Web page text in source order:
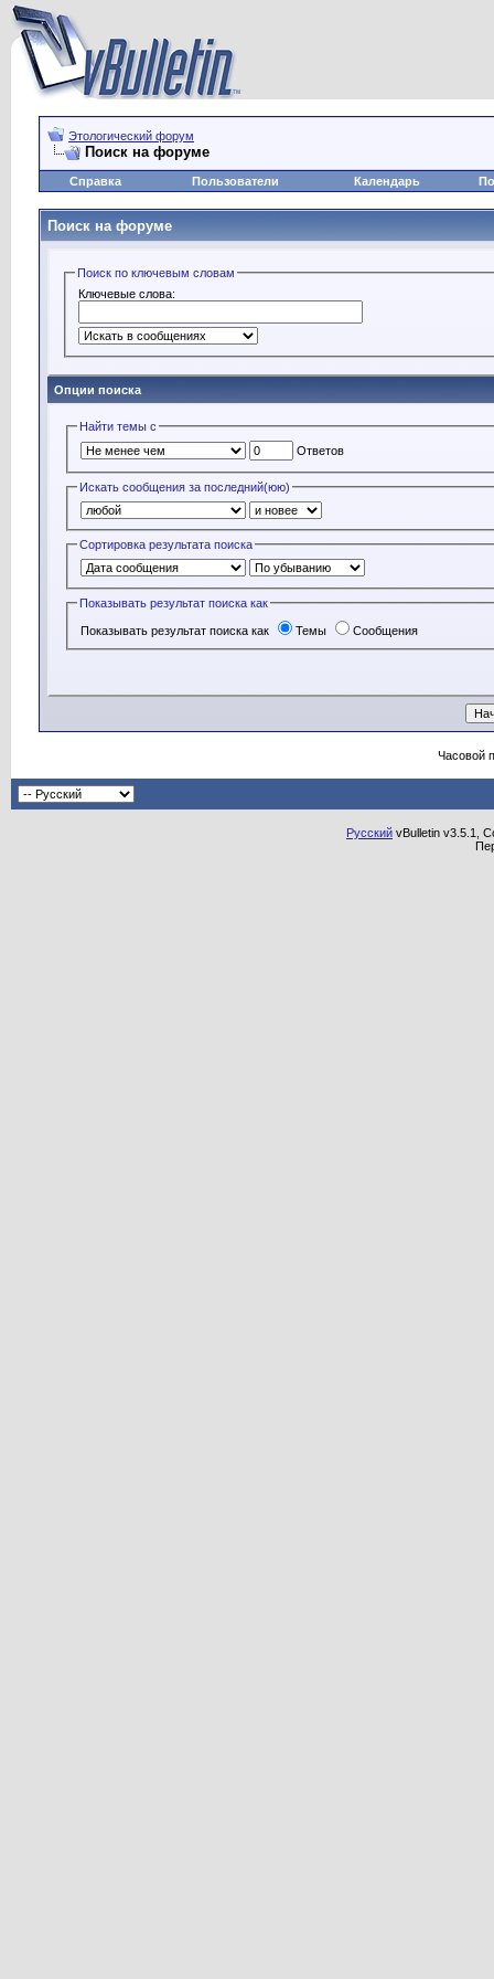
Этологический форум
Поиск на форуме
Справка Пользователи Календарь
Поиск на форуме
Поиск по ключевым словам
Ключевые слова:
Опции поиска
Найти темы с
Ответов
Искать сообщения за последний(юю)
Сортировка результата поиска
Показывать результат поиска как
Показывать результат поиска как Темы Сообщения
Часовой
Русский vBulletin v3.5.1,